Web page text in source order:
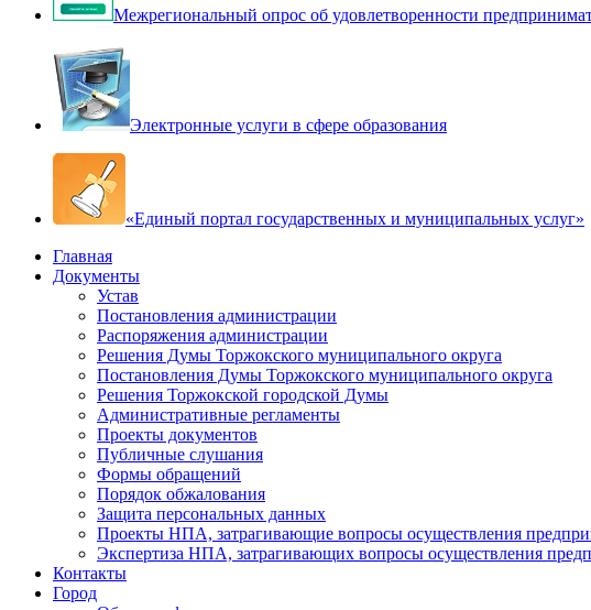
Межрегиональный опрос об удовлетворенности
Электронные услуги в сфере образования
«Единый портал государственных и муниципальных услуг»
Главная
Документы
Устав
Постановления администрации
Распоряжения администрации
Решения Думы Торжокского муниципального округа
Постановления Думы Торжокского муниципального округа
Решения Торжокской городской Думы
Административные регламенты
Проекты документов
Публичные слушания
Формы обращений
Порядок обжалования
Защита персональных данных
Проекты НПА, затрагивающие вопросы осуществления
Экспертиза НПА, затрагивающих вопросы осуществления
Контакты
Город